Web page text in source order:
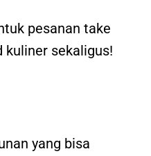
pesanan take
kuliner sekaligus!
yang bisa